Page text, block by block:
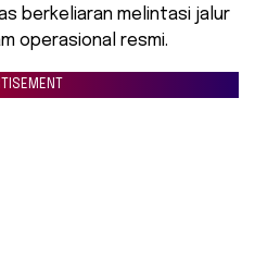
berkeliaran melintasi jalur
operasional resmi.